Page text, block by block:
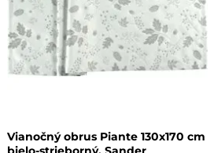
Vianočný obrus Piante 130x170 cm